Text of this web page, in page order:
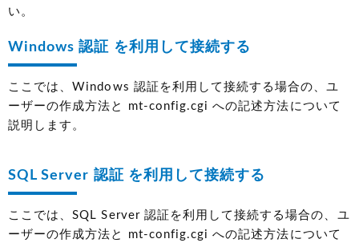
い。
Windows 認証 を利用して接続する
ここでは、Windows 認証を利用して接続する場合の、ユ
ーザーの作成方法と mt-config.cgi への記述方法について
説明します。
SQL Server 認証 を利用して接続する
ここでは、SQL Server 認証を利用して接続する場合の、ユ
ーザーの作成方法と mt-config.cgi への記述方法について